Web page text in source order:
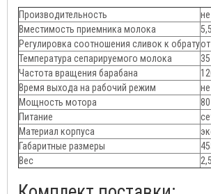
Производительность
Вместимость приемника молока
Регулировка соотношения сливок к обрату
Температура сепарируемого молока
Частота вращения барабана
Время выхода на рабочий режим
Мощность мотора
Питание
Материал корпуса
Габаритные размеры
Вес